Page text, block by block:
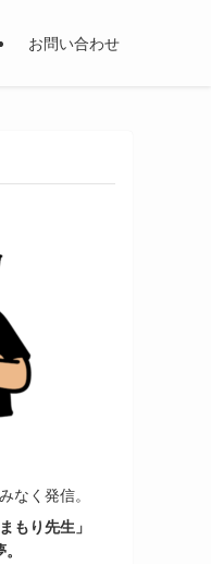
お問い合わせ
なく発信。
もり先生」